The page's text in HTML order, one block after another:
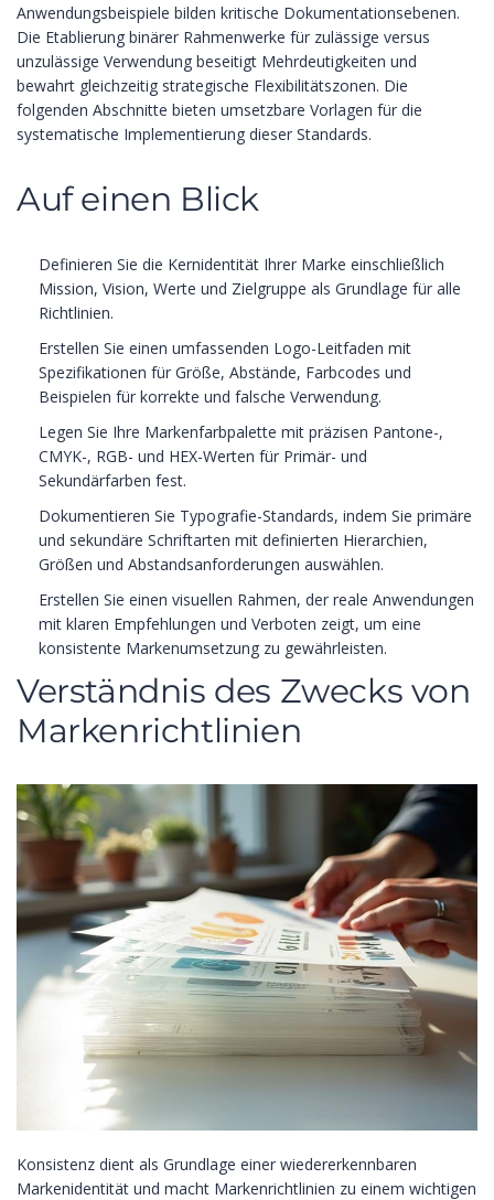
Anwendungsbeispiele bilden kritische Dokumentationsebenen.
Die Etablierung binärer Rahmenwerke für zulässige versus
unzulässige Verwendung beseitigt Mehrdeutigkeiten und
bewahrt gleichzeitig strategische Flexibilitätszonen. Die
folgenden Abschnitte bieten umsetzbare Vorlagen für die
systematische Implementierung dieser Standards.
Auf einen Blick
Definieren Sie die Kernidentität Ihrer Marke einschließlich
Mission, Vision, Werte und Zielgruppe als Grundlage für alle
Richtlinien.
Erstellen Sie einen umfassenden Logo-Leitfaden mit
Spezifikationen für Größe, Abstände, Farbcodes und
Beispielen für korrekte und falsche Verwendung.
Legen Sie Ihre Markenfarbpalette mit präzisen Pantone-,
CMYK-, RGB- und HEX-Werten für Primär- und
Sekundärfarben fest.
Dokumentieren Sie Typografie-Standards, indem Sie primäre
und sekundäre Schriftarten mit definierten Hierarchien,
Größen und Abstandsanforderungen auswählen.
Erstellen Sie einen visuellen Rahmen, der reale Anwendungen
mit klaren Empfehlungen und Verboten zeigt, um eine
konsistente Markenumsetzung zu gewährleisten.
Verständnis des Zwecks von
Markenrichtlinien
Konsistenz dient als Grundlage einer wiedererkennbaren
Markenidentität und macht Markenrichtlinien zu einem wichtigen